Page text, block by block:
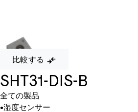
比較する
SHT31-DIS-B
全ての製品
•湿度センサー